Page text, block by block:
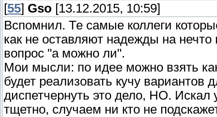
К сожалению, ранее заявленные
программному обеспечению сдвигаются
клиентов предлагаю Вам следующий
1) Мы «дожимаем» с производителем
протестируем его на уже установленных
2) После подтверждения полной
возобновления закупок этих компонентов.
[55] Gso [13.12.2015, 10:59]
Вспомнил. Те самые коллеги
как не оставляют надежды на
вопрос "а можно ли".
Мои мысли: по идее можно взять
будет реализовать кучу
диспетчернуть это дело, НО. Искал
тщетно, случаем ни кто не